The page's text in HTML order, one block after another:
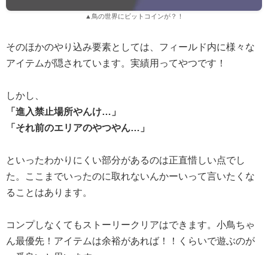
▲鳥の世界にビットコインが？！
そのほかのやり込み要素としては、フィールド内に様々な
アイテムが隠されています。実績用ってやつです！
しかし、
「進入禁止場所やんけ…」
「それ前のエリアのやつやん…」
といったわかりにくい部分があるのは正直惜しい点でし
た。ここまでいったのに取れないんかーいって言いたくな
ることはあります。
コンプしなくてもストーリークリアはできます。小鳥ちゃ
ん最優先！アイテムは余裕があれば！！くらいで遊ぶのが